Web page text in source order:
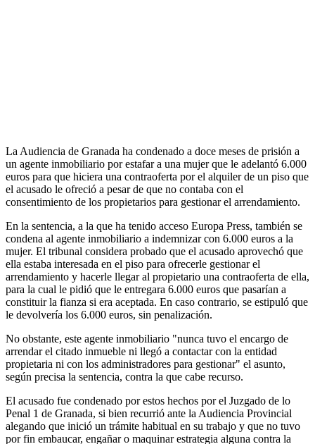
La Audiencia de Granada ha condenado a doce meses de prisión a
un agente inmobiliario por estafar a una mujer que le adelantó 6.000
euros para que hiciera una contraoferta por el alquiler de un piso que
el acusado le ofreció a pesar de que no contaba con el
consentimiento de los propietarios para gestionar el arrendamiento.
En la sentencia, a la que ha tenido acceso Europa Press, también se
condena al agente inmobiliario a indemnizar con 6.000 euros a la
mujer. El tribunal considera probado que el acusado aprovechó que
ella estaba interesada en el piso para ofrecerle gestionar el
arrendamiento y hacerle llegar al propietario una contraoferta de ella,
para la cual le pidió que le entregara 6.000 euros que pasarían a
constituir la fianza si era aceptada. En caso contrario, se estipuló que
le devolvería los 6.000 euros, sin penalización.
No obstante, este agente inmobiliario "nunca tuvo el encargo de
arrendar el citado inmueble ni llegó a contactar con la entidad
propietaria ni con los administradores para gestionar" el asunto,
según precisa la sentencia, contra la que cabe recurso.
El acusado fue condenado por estos hechos por el Juzgado de lo
Penal 1 de Granada, si bien recurrió ante la Audiencia Provincial
alegando que inició un trámite habitual en su trabajo y que no tuvo
por fin embaucar, engañar o maquinar estrategia alguna contra la